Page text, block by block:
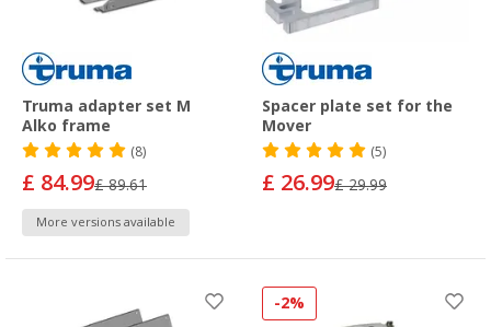
Truma adapter set M
Alko frame
(8)
£ 84.99£ 89.61
More versions available
Spacer plate set for the
Mover
(5)
£ 26.99£ 29.99
-2%